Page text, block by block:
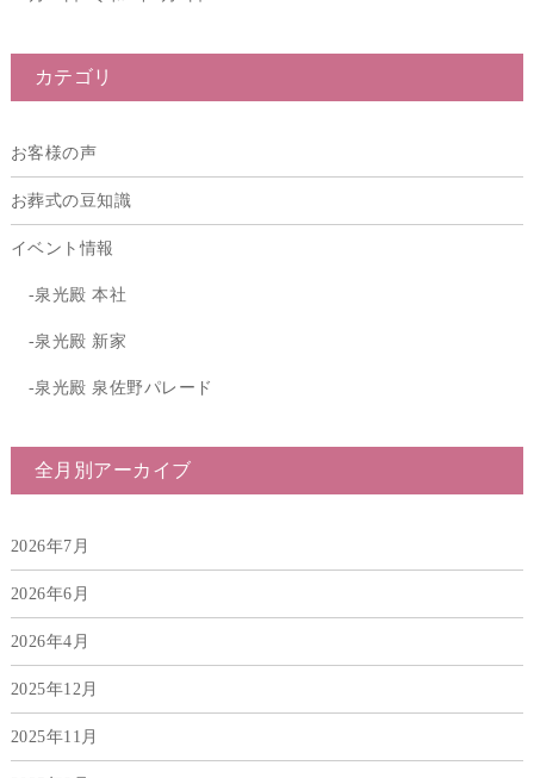
カテゴリ
お客様の声
お葬式の豆知識
イベント情報
泉光殿 本社
泉光殿 新家
泉光殿 泉佐野パレード
全月別アーカイブ
2026年7月
2026年6月
2026年4月
2025年12月
2025年11月